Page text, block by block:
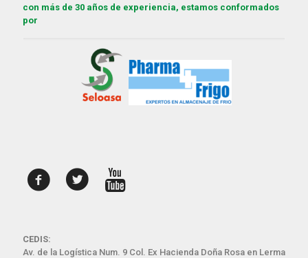
con más de 30 años de experiencia, estamos conformados
por
CEDIS:
Av. de la Logística Num. 9 Col. Ex Hacienda Doña Rosa en Lerma